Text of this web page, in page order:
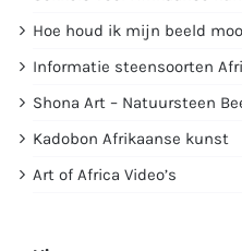
Hoe houd ik mijn beeld
Informatie steensoorten
Shona Art – Natuursteen
Kadobon Afrikaanse kunst
Art of Africa Video’s